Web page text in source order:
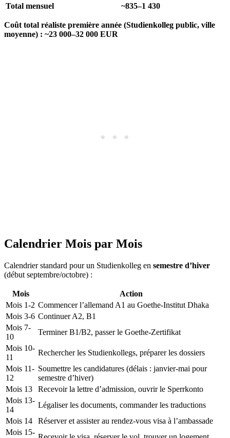
Total mensuel
~835–1 430
Coût total réaliste première année (Studienkolleg public, ville
moyenne) : ~23 000–32 000 EUR
Calendrier Mois par Mois
Calendrier standard pour un Studienkolleg en semestre d’hiver
(début septembre/octobre) :
Mois
Action
Mois 1-2 Commencer l’allemand A1 au Goethe-Institut Dhaka
Mois 3-6 Continuer A2, B1
Mois 7-
10
Terminer B1/B2, passer le Goethe-Zertifikat
Mois 10-
11
Rechercher les Studienkollegs, préparer les dossiers
Mois 11-
12
Soumettre les candidatures (délais : janvier-mai pour
semestre d’hiver)
Mois 13
Recevoir la lettre d’admission, ouvrir le Sperrkonto
Mois 13-
14
Légaliser les documents, commander les traductions
Mois 14
Réserver et assister au rendez-vous visa à l’ambassade
Mois 15-